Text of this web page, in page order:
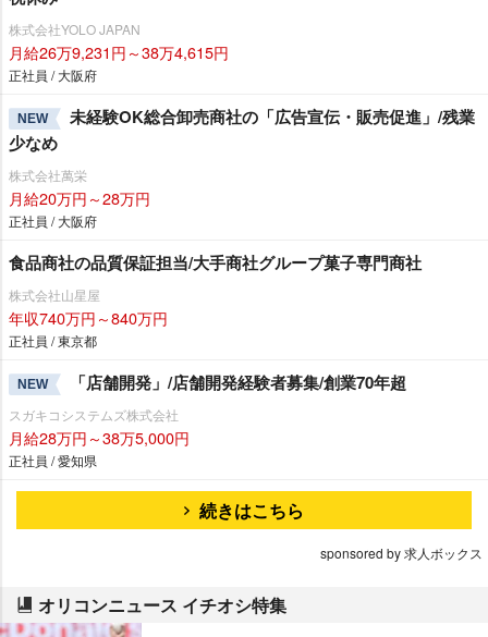
株式会社YOLO JAPAN
月給26万9,231円～38万4,615円
正社員 / 大阪府
NEW
未経験OK総合卸売商社の「広告宣伝・販売促進」/残業
少なめ
株式会社萬栄
月給20万円～28万円
正社員 / 大阪府
食品商社の品質保証担当/大手商社グループ菓子専門商社
株式会社山星屋
年収740万円～840万円
正社員 / 東京都
NEW 「店舗開発」/店舗開発経験者募集/創業70年超
スガキコシステムズ株式会社
月給28万円～38万5,000円
正社員 / 愛知県
続きはこちら
sponsored by 求人ボックス
オリコンニュース イチオシ特集